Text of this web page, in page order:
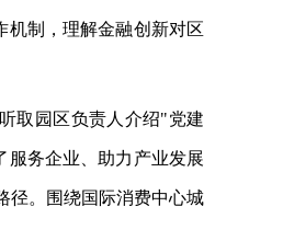
机制，理解金融创新对区
取园区负责人介绍"党建
服务企业、助力产业发展
径。围绕国际消费中心城